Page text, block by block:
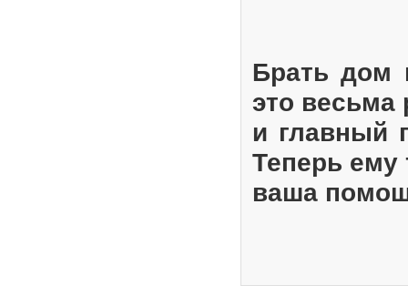
Брать дом
это весьма
и главный
Теперь ему
ваша